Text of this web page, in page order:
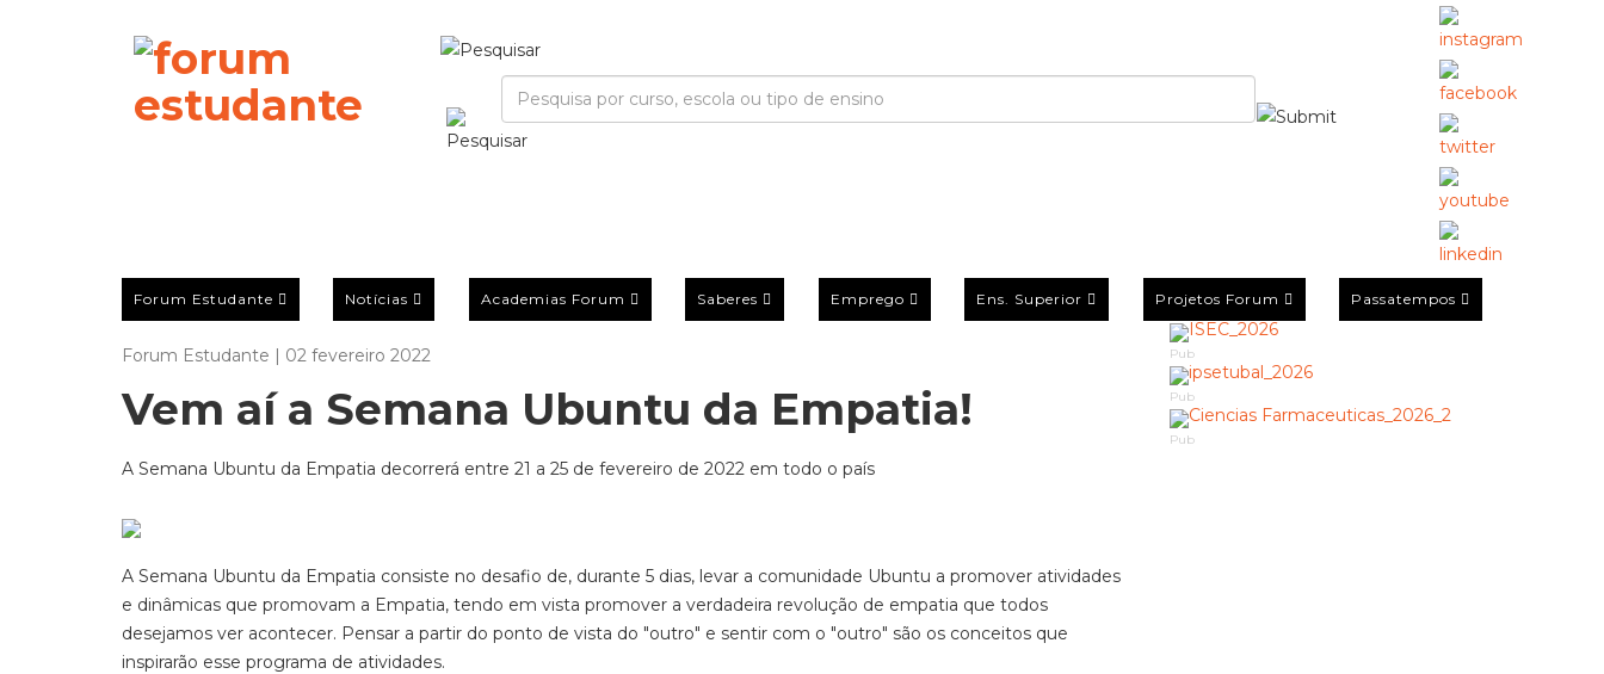
Forum Estudante Notícias Academias Forum Saberes Emprego Ens. Superior Projetos Forum Passatempos
Forum Estudante | 02 fevereiro 2022
Vem aí a Semana Ubuntu da Empatia!
A Semana Ubuntu da Empatia decorrerá entre 21 a 25 de fevereiro de 2022 em todo o país
A Semana Ubuntu da Empatia consiste no desafio de, durante 5 dias, levar a comunidade Ubuntu a promover atividades
e dinâmicas que promovam a Empatia, tendo em vista promover a verdadeira revolução de empatia que todos
desejamos ver acontecer. Pensar a partir do ponto de vista do "outro" e sentir com o "outro" são os conceitos que
inspirarão esse programa de atividades.
Pub
Pub
Pub